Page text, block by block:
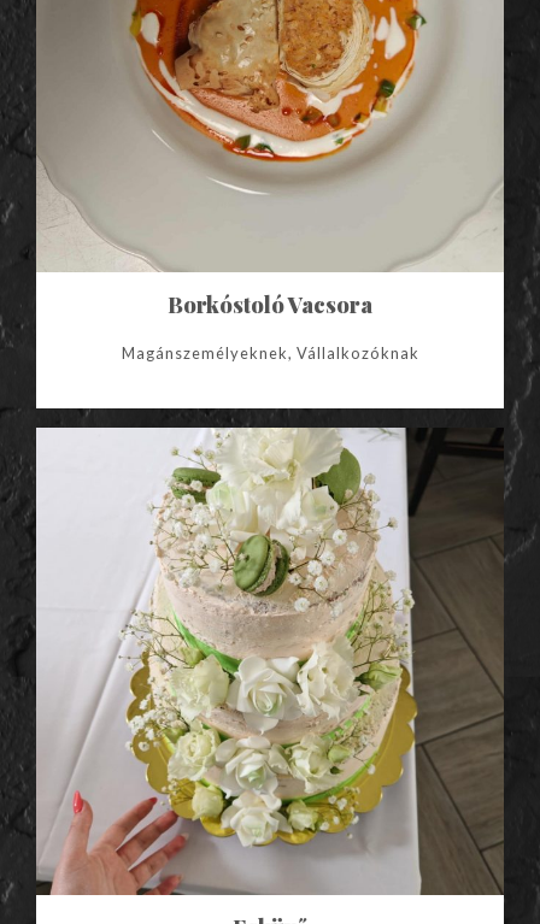
Borkóstoló Vacsora
Magánszemélyeknek, Vállalkozóknak